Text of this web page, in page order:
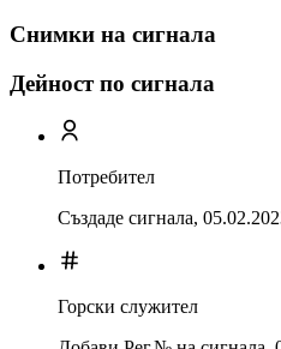
Снимки на сигнала
Дейност по сигнала
Потребител
Създаде сигнала,
Горски служител